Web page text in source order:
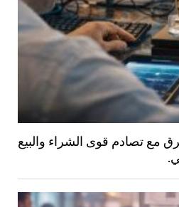
مع تصادم قوى الشراء والبيع